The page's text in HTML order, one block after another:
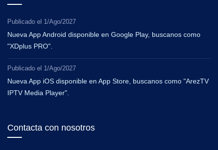
Publicado el 1/Ago/2027
Nueva App Android disponible en Google Play, buscanos como
"XDplus PRO".
Publicado el 1/Ago/2027
Nueva App iOS disponible en App Store, buscanos como "ArezTV
IPTV Media Player".
Contacta con nosotros